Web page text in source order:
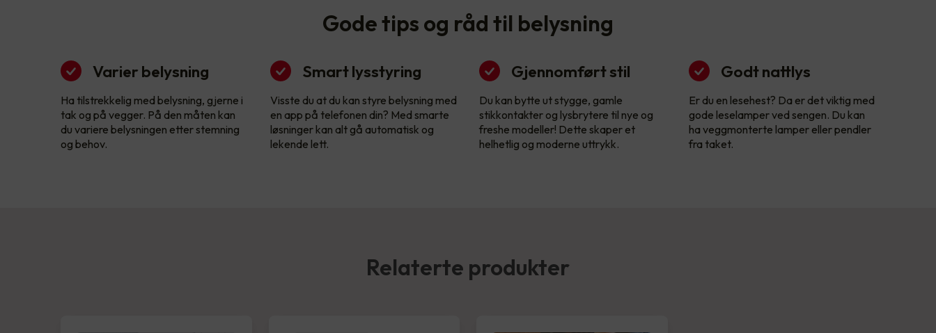
Gode tips og råd til belysning
Varier belysning
Ha tilstrekkelig med belysning, gjerne i
tak og på vegger. På den måten kan
du variere belysningen etter stemning
og behov.
Smart lysstyring
Visste du at du kan styre belysning med
en app på telefonen din? Med smarte
løsninger kan alt gå automatisk og
lekende lett.
Gjennomført stil
Du kan bytte ut stygge, gamle
stikkontakter og lysbrytere til nye og
freshe modeller! Dette skaper et
helhetlig og moderne uttrykk.
Godt nattlys
Er du en lesehest? Da er det viktig med
gode leselamper ved sengen. Du kan
ha veggmonterte lamper eller pendler
fra taket.
Relaterte produkter